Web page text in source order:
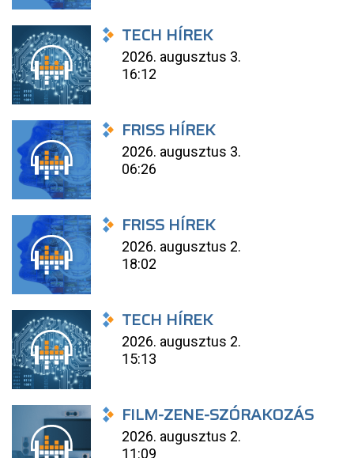
TECH HÍREK
2026. augusztus 3.
16:12
FRISS HÍREK
2026. augusztus 3.
06:26
FRISS HÍREK
2026. augusztus 2.
18:02
TECH HÍREK
2026. augusztus 2.
15:13
FILM-ZENE-SZÓRAKOZÁS
2026. augusztus 2.
11:09